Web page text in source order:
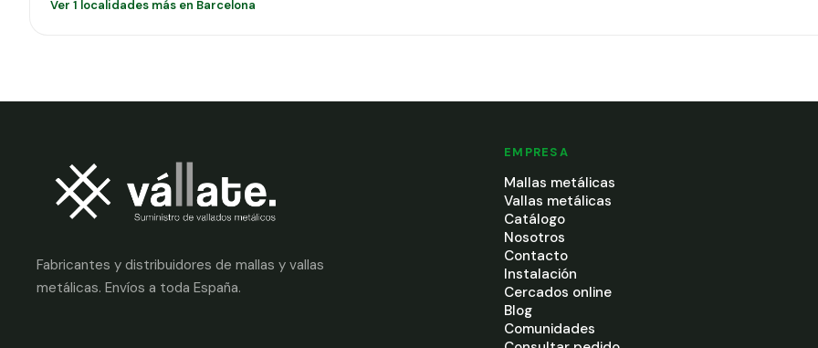
Ver 1 localidades más en Barcelona
Fabricantes y distribuidores de mallas y vallas
metálicas. Envíos a toda España.
EMPRESA
Mallas metálicas
Vallas metálicas
Catálogo
Nosotros
Contacto
Instalación
Cercados online
Blog
Comunidades